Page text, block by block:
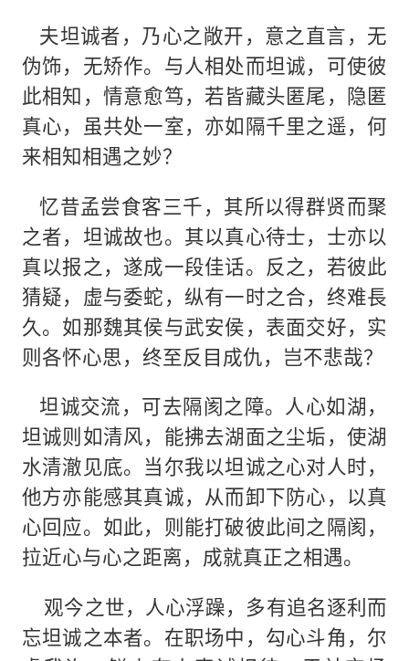
夫坦诚者，乃心之敞开，意之直言，无
伪饰，无矫作。与人相处而坦诚，可使彼
此相知，情意愈笃，若皆藏头匿尾，隐匿
真心，虽共处一室，亦如隔千里之遥，何
来相知相遇之妙？
忆昔孟尝食客三千，其所以得群贤而聚
之者，坦诚故也。其以真心待士，士亦以
真以报之，遂成一段佳话。反之，若彼此
猜疑，虚与委蛇，纵有一时之合，终难長
久。如那魏其侯与武安侯，表面交好，实
则各怀心思，终至反目成仇，岂不悲哉？
坦诚交流，可去隔阂之障。人心如湖，
坦诚则如清风，能拂去湖面之尘垢，使湖
水清澈见底。当尔我以坦诚之心对人时，
他方亦能感其真诚，从而卸下防心，以真
心回应。如此，则能打破彼此间之隔阂，
拉近心与心之距离，成就真正之相遇。
观今之世，人心浮躁，多有追名逐利而
忘坦诚之本者。在职场中，勾心斗角，尔